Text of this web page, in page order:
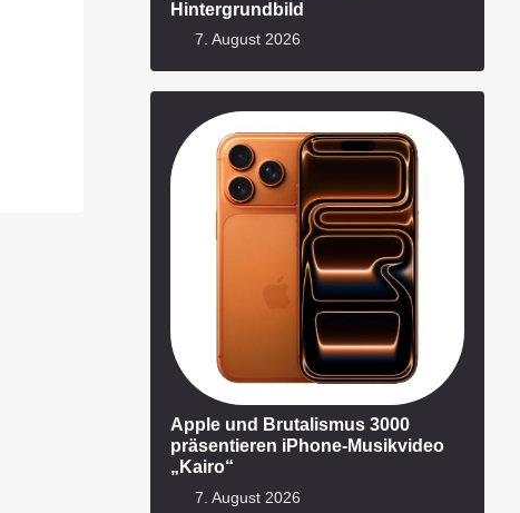
Hintergrundbild
7. August 2026
Apple und Brutalismus 3000
präsentieren iPhone-Musikvideo
„Kairo“
7. August 2026